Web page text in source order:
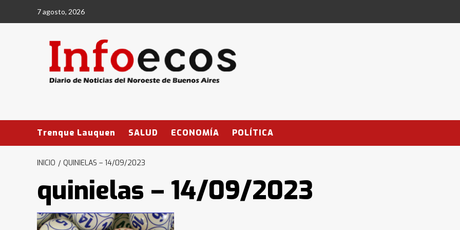
7 agosto, 2026
Trenque Lauquen SALUD ECONOMÍA POLÍTICA
INICIO QUINIELAS – 14/09/2023
quinielas – 14/09/2023